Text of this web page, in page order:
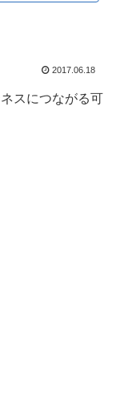
2017.06.18
スにつながる可